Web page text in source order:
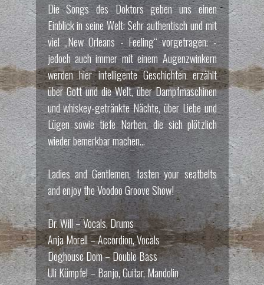
Die Songs des Doktors geben uns einen
Einblick in seine Welt: Sehr authentisch und mit
viel „New Orleans - Feeling“ vorgetragen; -
jedoch auch immer mit einem Augenzwinkern
werden hier intelligente Geschichten erzählt
über Gott und die Welt, über Dampfmaschinen
und whiskey-getränkte Nächte, über Liebe und
Lügen sowie tiefe Narben, die sich plötzlich
wieder bemerkbar machen...
Ladies and Gentlemen, fasten your seatbelts
and enjoy the Voodoo Groove Show!
Dr. Will – Vocals, Drums
Anja Morell – Accordion, Vocals
Doghouse Dom – Double Bass
Uli Kümpfel – Banjo, Guitar, Mandolin